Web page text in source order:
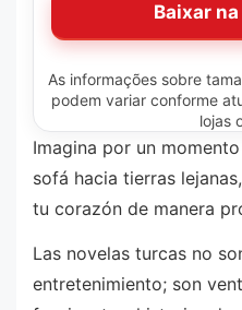
Baixar
As informações sobre
podem variar conforme
lojas
Imagina por un
sofá hacia tierras
tu corazón de manera
Las novelas turcas no
entretenimiento; son